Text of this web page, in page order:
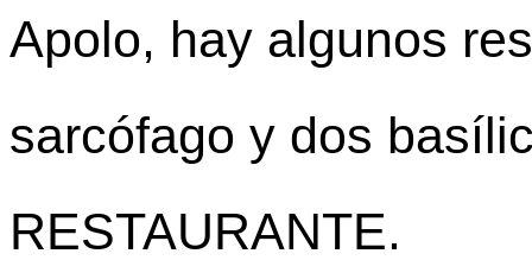
Apolo, hay algunos
sarcófago y dos
RESTAURANTE.